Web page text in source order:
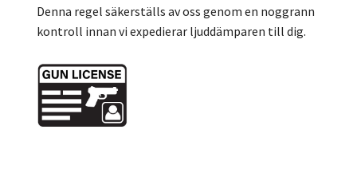
Denna regel säkerställs av oss genom en noggrann
kontroll innan vi expedierar ljuddämparen till dig.